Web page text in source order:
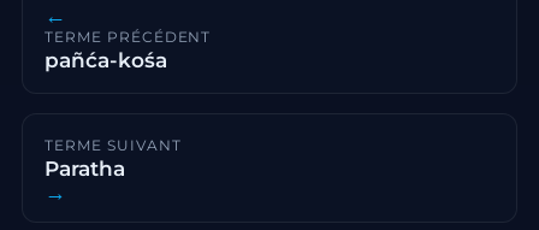
←
TERME PRÉCÉDENT
pañća-kośa
TERME SUIVANT
Paratha
→